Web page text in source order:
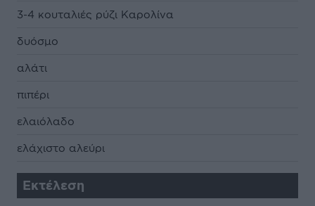
3-4 κουταλιές ρύζι Καρολίνα
δυόσµο
αλάτι
πιπέρι
ελαιόλαδο
ελάχιστο αλεύρι
Εκτέλεση